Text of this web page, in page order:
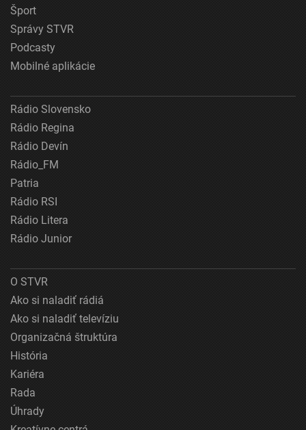
Šport
Správy STVR
Podcasty
Mobilné aplikácie
Rádio Slovensko
Rádio Regina
Rádio Devín
Rádio_FM
Patria
Rádio RSI
Rádio Litera
Rádio Junior
O STVR
Ako si naladiť rádiá
Ako si naladiť televíziu
Organizačná štruktúra
História
Kariéra
Rada
Úhrady